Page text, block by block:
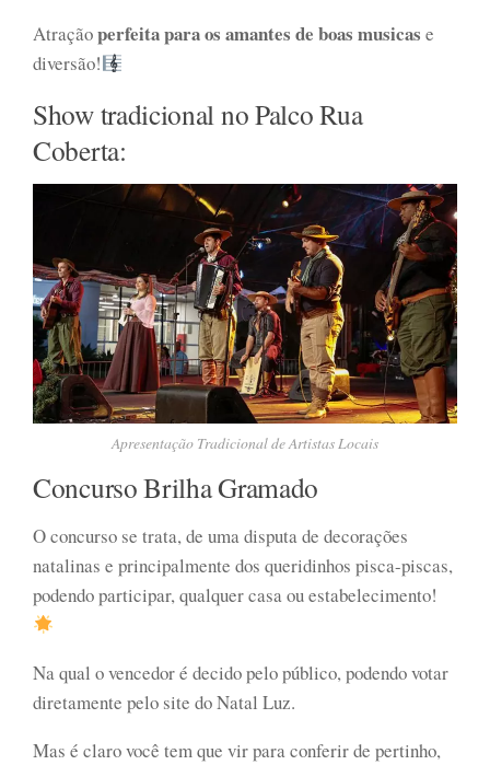
Atraçãoperfeita para os amantes de boas musicas e
diversão!
Show tradicional no Palco Rua
Coberta:
Apresentação Tradicional de Artistas Locais
Concurso Brilha Gramado
O concurso se trata, de uma disputa de decorações
natalinas e principalmente dos queridinhos pisca-piscas,
podendo participar, qualquer casa ou estabelecimento!
Na qual o vencedor é decido pelo público, podendo votar
diretamente pelo site do Natal Luz.
Mas é claro você tem que vir para conferir de pertinho,